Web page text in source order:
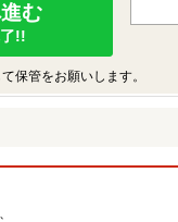
む
!!
保管をお願いします。